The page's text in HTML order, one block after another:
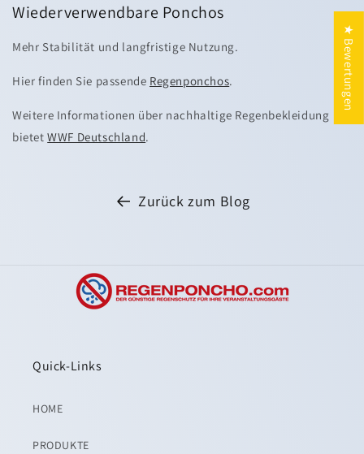
Wiederverwendbare Ponchos
Mehr Stabilität und langfristige Nutzung.
Hier finden Sie passende Regenponchos.
Weitere Informationen über nachhaltige Regenbekleidung
bietetWWF Deutschland.
Zurück zum Blog
Quick-Links
HOME
PRODUKTE
★ Bewertungen